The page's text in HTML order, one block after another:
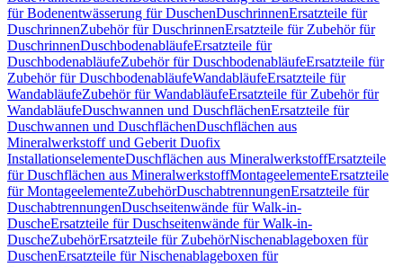
für Bodenentwässerung für DuschenDuschrinnenErsatzteile für
DuschrinnenZubehör für DuschrinnenErsatzteile für Zubehör für
DuschrinnenDuschbodenabläufeErsatzteile für
DuschbodenabläufeZubehör für DuschbodenabläufeErsatzteile für
Zubehör für DuschbodenabläufeWandabläufeErsatzteile für
WandabläufeZubehör für WandabläufeErsatzteile für Zubehör für
WandabläufeDuschwannen und DuschflächenErsatzteile für
Duschwannen und DuschflächenDuschflächen aus
Mineralwerkstoff und Geberit Duofix
InstallationselementeDuschflächen aus MineralwerkstoffErsatzteile
für Duschflächen aus MineralwerkstoffMontageelementeErsatzteile
für MontageelementeZubehörDuschabtrennungenErsatzteile für
DuschabtrennungenDuschseitenwände für Walk-in-
DuscheErsatzteile für Duschseitenwände für Walk-in-
DuscheZubehörErsatzteile für ZubehörNischenablageboxen für
DuschenErsatzteile für Nischenablageboxen für